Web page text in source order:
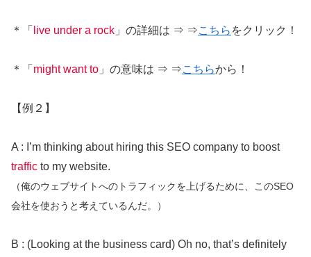
＊「 live under a rock 」の詳細は ⇒ ⇒こちら をクリック！
＊「 might want to 」の意味は ⇒ ⇒こちらから！
【例２】
A : I’m thinking about hiring this SEO company to boost
traffic to my website.
（俺のウェブサイトへのトラフィックを上げるために、このSEO
会社を使おうと考えているんだ。）
B : (Looking at the business card) Oh no, that’s definitely